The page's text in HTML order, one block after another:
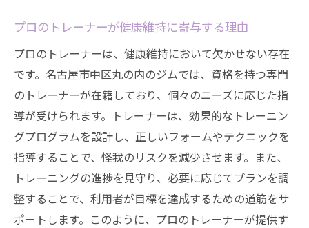
プロのトレーナーが健康維持に寄与する理由
プロのトレーナーは、健康維持において欠かせない存在
です。名古屋市中区丸の内のジムでは、資格を持つ専門
のトレーナーが在籍しており、個々のニーズに応じた指
導が受けられます。トレーナーは、効果的なトレーニン
グプログラムを設計し、正しいフォームやテクニックを
指導することで、怪我のリスクを減少させます。また、
トレーニングの進捗を見守り、必要に応じてプランを調
整することで、利用者が目標を達成するための道筋をサ
ポートします。このように、プロのトレーナーが提供す